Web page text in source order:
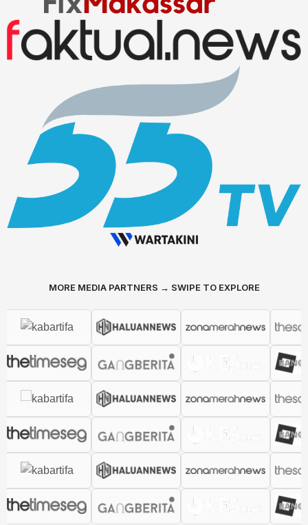
MORE MEDIA PARTNERS → SWIPE TO EXPLORE